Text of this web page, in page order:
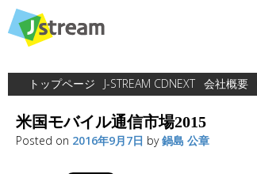
Skip
content
トップページ J-STREAM CDNEXT 会社概要
米国モバイル通信市場2015
Posted on 2016年9月7日 by鍋島 公章